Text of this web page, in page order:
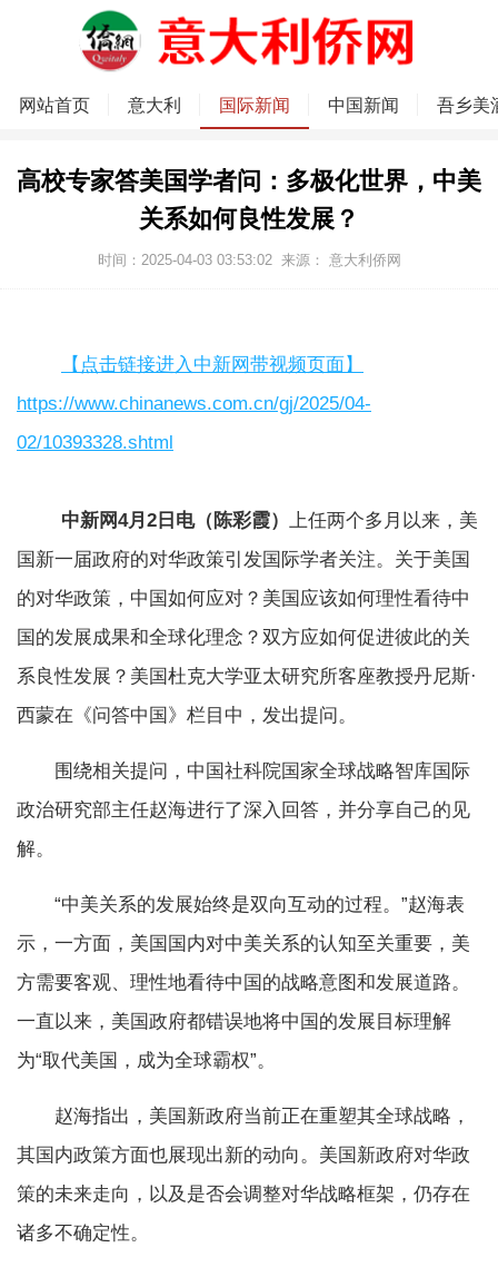
网站首页 意大利 国际新闻 中国新闻 吾乡美
高校专家答美国学者问：多极化世界，中美
关系如何良性发展？
时间：2025-04-03 03:53:02 来源： 意大利侨网
【点击链接进入中新网带视频页面】
https://www.chinanews.com.cn/gj/2025/04-
02/10393328.shtml
中新网4月2日电（陈彩霞） 上任两个多月以来，美
国新一届政府的对华政策引发国际学者关注。关于美国
的对华政策，中国如何应对？美国应该如何理性看待中
国的发展成果和全球化理念？双方应如何促进彼此的关
系良性发展？美国杜克大学亚太研究所客座教授丹尼斯·
西蒙在《问答中国》栏目中，发出提问。
围绕相关提问，中国社科院国家全球战略智库国际
政治研究部主任赵海进行了深入回答，并分享自己的见
解。
“中美关系的发展始终是双向互动的过程。”赵海表
示，一方面，美国国内对中美关系的认知至关重要，美
方需要客观、理性地看待中国的战略意图和发展道路。
一直以来，美国政府都错误地将中国的发展目标理解
为“取代美国，成为全球霸权”。
赵海指出，美国新政府当前正在重塑其全球战略，
其国内政策方面也展现出新的动向。美国新政府对华政
策的未来走向，以及是否会调整对华战略框架，仍存在
诸多不确定性。